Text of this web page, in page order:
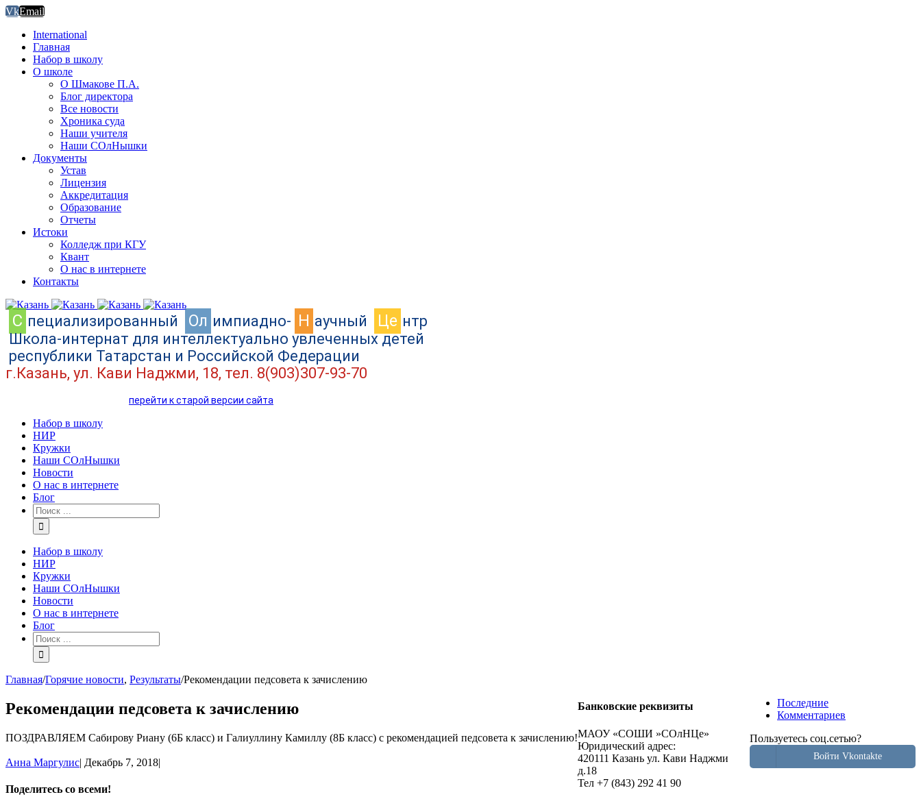
VkEmail
International
Главная
Набор в школу
О школе
О Шмакове П.А.
Блог директора
Все новости
Хроника суда
Наши учителя
Наши СОлНышки
Документы
Устав
Лицензия
Аккредитация
Образование
Отчеты
Истоки
Колледж при КГУ
Квант
О нас в интернете
Контакты
C пециализированный Ол импиадно- Н аучный Це нтр
Школа-интернат для интеллектуально увлеченных детей
республики Татарстан и Российской Федерации
г.Казань, ул. Кави Наджми, 18, тел. 8(903)307-93-70
перейти к старой версии сайта
Набор в школу
НИР
Кружки
Наши СОлНышки
Новости
О нас в интернете
Блог
Набор в школу
НИР
Кружки
Наши СОлНышки
Новости
О нас в интернете
Блог
Главная/Горячие новости, Результаты/Рекомендации педсовета к зачислению
Рекомендации педсовета к зачислению
ПОЗДРАВЛЯЕМ Сабирову Риану (6Б класс) и Галиуллину Камиллу (8Б класс) с рекомендацией педсовета к зачислению!
Анна Маргулис| Декабрь 7, 2018|
Поделитесь со всеми!
Последние
Комментариев
Пользуетесь соц.сетью?
Войти Vkontakte
Банковские реквизиты
МАОУ «СОШИ »СОлНЦе»
Юридический адрес:
420111 Казань ул. Кави Наджми
д.18
Тел +7 (843) 292 41 90